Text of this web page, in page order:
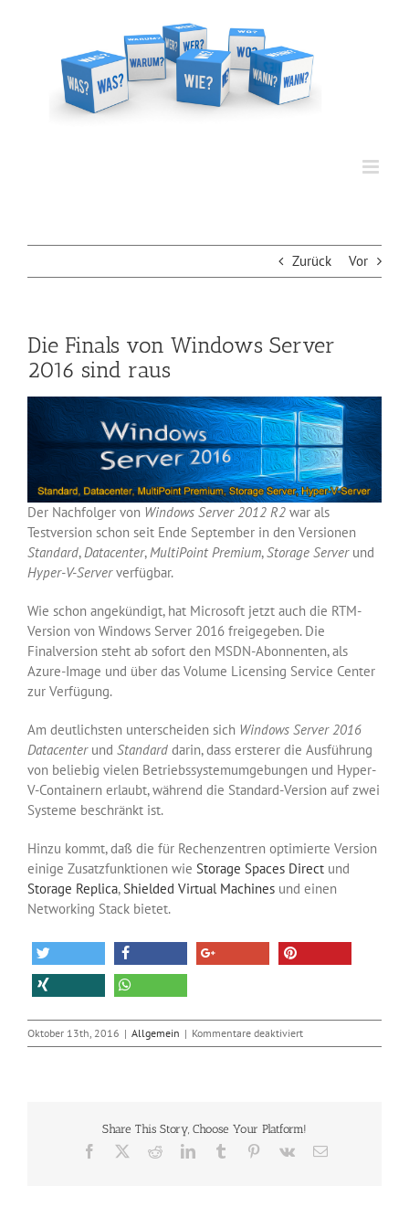
Zurück Vor
Die Finals von Windows Server
2016 sind raus
Der Nachfolger von Windows Server 2012 R2 war als
Testversion schon seit Ende September in den Versionen
Standard,Datacenter,MultiPoint Premium,Storage Serverund
Hyper-V-Serververfügbar.
Wie schon angekündigt, hat Microsoft jetzt auch die RTM-
Version von Windows Server 2016 freigegeben. Die
Finalversion steht ab sofort den MSDN-Abonnenten, als
Azure-Image und über das Volume Licensing Service Center
zur Verfügung.
Am deutlichsten unterscheiden sich Windows Server 2016
Datacenterund Standard darin, dass ersterer die Ausführung
von beliebig vielen Betriebssystemumgebungen und Hyper-
V-Containern erlaubt, während die Standard-Version auf zwei
Systeme beschränkt ist.
Hinzu kommt, daß die für Rechenzentren optimierte Version
einige Zusatzfunktionen wie Storage Spaces Direct und
Storage Replica,Shielded Virtual Machines und einen
Networking Stack bietet.
Oktober 13th, 2016 | Allgemein | Kommentare deaktiviertfür
Die
2016
sind
Share This Story, Choose Your Platform!
Facebook RedditLinkedInTumblr Pinterest
Vk
E-